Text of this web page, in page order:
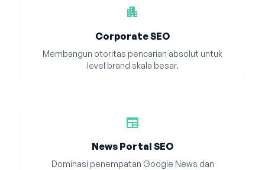
apartment
Corporate SEO
Membangun otoritas pencarian absolut untuk
level brand skala besar.
newspaper
News Portal SEO
Dominasi penempatan Google News dan